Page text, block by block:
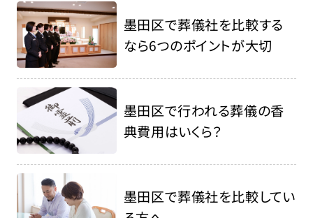
墨田区で葬儀社を比較する
なら6つのポイントが大切
墨田区で行われる葬儀の香
典費用はいくら？
墨田区で葬儀社を比較してい